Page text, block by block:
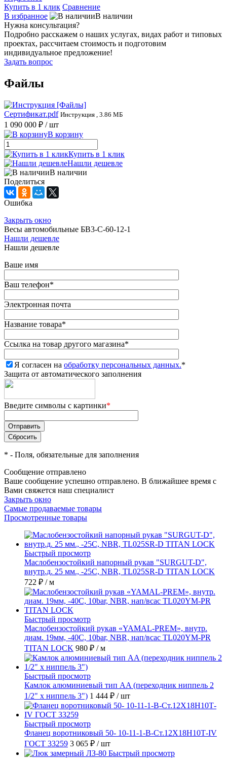
Купить в 1 клик Сравнение
В избранное
В наличии
Нужна консультация?
Подробно расскажем о наших услугах, видах работ и типовых
проектах, рассчитаем стоимость и подготовим
индивидуальное предложение!
Задать вопрос
Файлы
Сертификат.pdf Инструкция , 3.86 МБ
1 090 000 ₽ / шт
В корзину
Купить в 1 клик
Нашли дешевле
В наличии
Поделиться
Ошибка
Закрыть окно
Весы автомобильные БВ3-С-60-12-1
Нашли дешевле
Нашли дешевле
Ваше имя
Ваш телефон*
Электронная почта
Название товара*
Ссылка на товар другого магазина*
Я согласен на обработку персональных данных.*
Защита от автоматического заполнения
Введите символы с картинки*
* - Поля, обязательные для заполнения
Сообщение отправлено
Ваше сообщение успешно отправлено. В ближайшее время с
Вами свяжется наш специалист
Закрыть окно
Самые продаваемые товары
Просмотренные товары
Быстрый просмотр
Маслобензостойкий напорный рукав "SURGUT-D",
внутр.д. 25 мм., -25C, NBR, TL025SR-D TITAN LOCK
722 ₽ / м
Быстрый просмотр
Маслобензостойкий рукав «YAMAL-PREM», внутр.
диам. 19мм, -40C, 10bar, NBR, нап/всас TL020YM-PR
TITAN LOCK 980 ₽ / м
Быстрый просмотр
Камлок алюминиевый тип AA (переходник ниппель 2
1/2" х ниппель 3") 1 444 ₽ / шт
Быстрый просмотр
Фланец воротниковый 50- 10-11-1-B-Ст.12Х18Н10Т-IV
ГОСТ 33259 3 065 ₽ / шт
Быстрый просмотр